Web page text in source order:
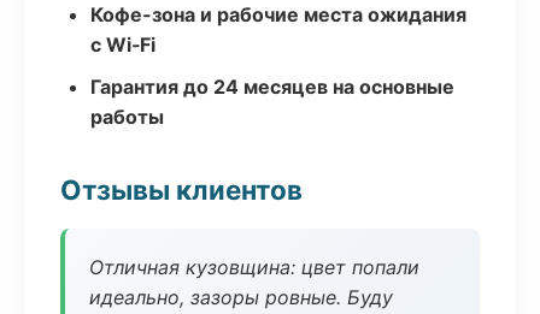
Кофе-зона и рабочие места ожидания
с Wi‑Fi
Гарантия до 24 месяцев на основные
работы
Отзывы клиентов
Отличная кузовщина: цвет попали
идеально, зазоры ровные. Буду